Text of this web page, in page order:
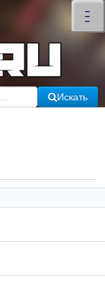
–
–
–
×
Искать